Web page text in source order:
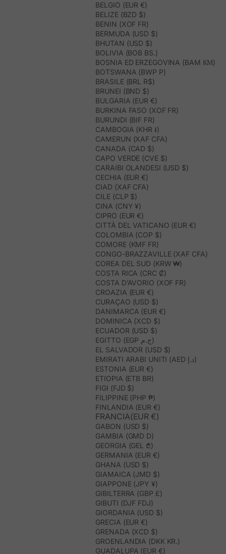
BELGIO (EUR €)
BELIZE (BZD $)
BENIN (XOF FR)
BERMUDA (USD $)
BHUTAN (USD $)
BOLIVIA (BOB BS.)
BOSNIA ED ERZEGOVINA (BAM КМ)
BOTSWANA (BWP P)
BRASILE (BRL R$)
BRUNEI (BND $)
BULGARIA (EUR €)
BURKINA FASO (XOF FR)
BURUNDI (BIF FR)
CAMBOGIA (KHR ៛)
CAMERUN (XAF CFA)
CANADA (CAD $)
CAPO VERDE (CVE $)
CARAIBI OLANDESI (USD $)
CECHIA (EUR €)
CIAD (XAF CFA)
CILE (CLP $)
CINA (CNY ¥)
CIPRO (EUR €)
CITTÀ DEL VATICANO (EUR €)
COLOMBIA (COP $)
COMORE (KMF FR)
CONGO-BRAZZAVILLE (XAF CFA)
COREA DEL SUD (KRW ₩)
COSTA RICA (CRC ₡)
COSTA D’AVORIO (XOF FR)
CROAZIA (EUR €)
CURAÇAO (USD $)
DANIMARCA (EUR €)
DOMINICA (XCD $)
ECUADOR (USD $)
EGITTO (EGP ج.م)
EL SALVADOR (USD $)
EMIRATI ARABI UNITI (AED د.إ)
ESTONIA (EUR €)
ETIOPIA (ETB BR)
FIGI (FJD $)
FILIPPINE (PHP ₱)
FINLANDIA (EUR €)
FRANCIA(EUR €)
GABON (USD $)
GAMBIA (GMD D)
GEORGIA (GEL ₾)
GERMANIA (EUR €)
GHANA (USD $)
GIAMAICA (JMD $)
GIAPPONE (JPY ¥)
GIBILTERRA (GBP £)
GIBUTI (DJF FDJ)
GIORDANIA (USD $)
GRECIA (EUR €)
GRENADA (XCD $)
GROENLANDIA (DKK KR.)
GUADALUPA (EUR €)